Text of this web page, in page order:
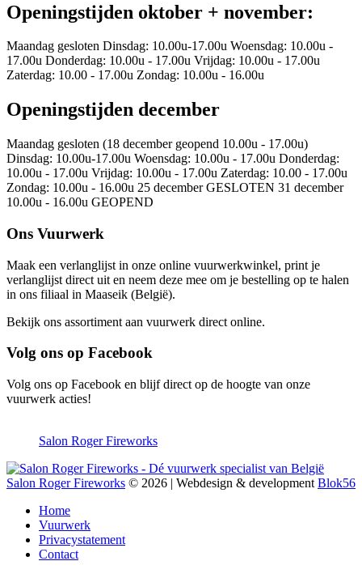
Openingstijden oktober + november:
Maandag gesloten Dinsdag: 10.00u-17.00u Woensdag: 10.00u -
17.00u Donderdag: 10.00u - 17.00u Vrijdag: 10.00u - 17.00u
Zaterdag: 10.00 - 17.00u Zondag: 10.00u - 16.00u
Openingstijden december
Maandag gesloten (18 december geopend 10.00u - 17.00u)
Dinsdag: 10.00u-17.00u Woensdag: 10.00u - 17.00u Donderdag:
10.00u - 17.00u Vrijdag: 10.00u - 17.00u Zaterdag: 10.00 - 17.00u
Zondag: 10.00u - 16.00u 25 december GESLOTEN 31 december
10.00u - 16.00u GEOPEND
Ons Vuurwerk
Maak een verlanglijst in onze online vuurwerkwinkel, print je
verlanglijst direct uit en neem deze mee om je bestelling op te halen
in ons filiaal in Maaseik (België).
Bekijk ons assortiment aan vuurwerk direct online.
Volg ons op Facebook
Volg ons op Facebook en blijf direct op de hoogte van onze
vuurwerk acties!
Salon Roger Fireworks
Salon Roger Fireworks © 2026 | Webdesign & development Blok56
Home
Vuurwerk
Privacystatement
Contact